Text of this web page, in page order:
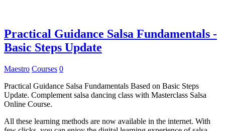
Practical Guidance Salsa Fundamentals -
Basic Steps Update
Maestro Courses 0
Practical Guidance Salsa Fundamentals Based on Basic Steps
Update. Complement salsa dancing class with Masterclass Salsa
Online Course.
All these learning methods are now available in the internet. With